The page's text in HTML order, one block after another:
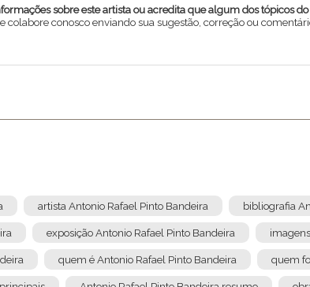
sobre este artista ou acredita que algum dos tópicos
colabore conosco enviando sua sugestão, correção ou
Enviar
artista Antonio Rafael Pinto Bandeira bibliografia
exposição Antonio Rafael Pinto Bandeira
quem é Antonio Rafael Pinto Bandeira quem